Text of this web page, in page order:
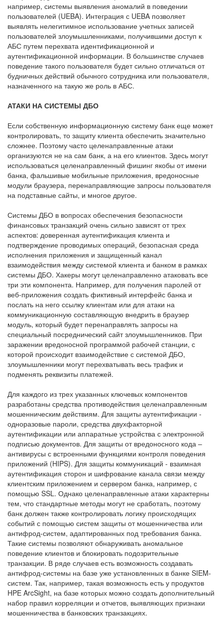
например, системы выявления аномалий в поведении
пользователей (UEBA). Интеграция с UEBA позволяет
выявлять нелегитимное использование учетных записей
пользователей злоумышленниками, получившими доступ к
АБС путем перехвата идентификационной и
аутентификационной информации. В большинстве случаев
поведение такого пользователя будет сильно отличаться от
будничных действий обычного сотрудника или пользователя,
назначенного на такую же роль в АБС.
АТАКИ НА СИСТЕМЫ ДБО
Если собственную информационную систему банк еще может
контролировать, то защиту клиента обеспечить значительно
сложнее. Поэтому часто целенаправленные атаки
организуются не на сам банк, а на его клиентов. Здесь могут
использоваться целенаправленный фишинг якобы от имени
банка, фальшивые мобильные приложения, вредоносные
модули браузера, перенаправляющие запросы пользователя
на подставные сайты, и многое другое.
Системы ДБО в вопросах обеспечения безопасности
финансовых транзакций очень сильно зависят от трех
аспектов: доверенная аутентификация клиента и
подтверждение проводимых операций, безопасная среда
исполнения приложения и защищенный канал
взаимодействия между системой клиента и банком в рамках
системы ДБО. Хакеры могут целенаправленно атаковать все
три эти компонента. Например, для получения паролей от
веб-приложения создать фиктивный интерфейс банка и
послать на него ссылку клиентам или для атаки на
коммуникационную составляющую внедрить в браузер
модуль, который будет перенаправлять запросы на
специальный посреднический сайт злоумышленников. При
заражении вредоносной программой рабочей станции, с
которой происходит взаимодействие с системой ДБО,
злоумышленники могут перехватывать весь трафик и
подменять реквизиты платежей.
Для каждого из трех указанных ключевых компонентов
разработаны средства противодействия целенаправленным
мошенническим действиям. Для защиты аутентификации -
одноразовые пароли, средства двухфакторной
аутентификации или аппаратные устройства с электронной
подписью документов. Для защиты от вредоносного кода –
антивирусы с встроенными функциями контроля поведения
приложений (HIPS). Для защиты коммуникаций - взаимная
аутентификация сторон и шифрование канала связи между
клиентским приложением и сервером банка, например, с
помощью SSL. Однако целенаправленные атаки характерны
тем, что стандартные методы могут не сработать, поэтому
банк должен также контролировать логику происходящих
событий с помощью систем защиты от мошенничества или
антифрод-систем, адаптированных под требования банка.
Такие системы позволяют обнаруживать аномальное
поведение клиентов и блокировать подозрительные
транзакции. В ряде случаев есть возможность создавать
антифрод-системы на базе уже установленных в банке SIEM-
систем. Так, например, такая возможность есть у продуктов
HPE ArcSight, на базе которых можно создать дополнительный
набор правил корреляции и отчетов, выявляющих признаки
мошенничества в банковских транзакциях.